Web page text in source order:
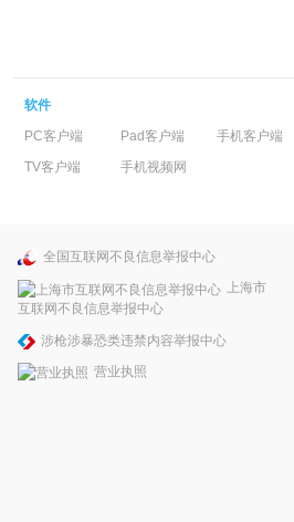
软件
PC客户端
Pad客户端
手机客户端
TV客户端
手机视频网
全国互联网不良信息举报中心
上海市
互联网不良信息举报中心
涉枪涉暴恐类违禁内容举报中心
营业执照